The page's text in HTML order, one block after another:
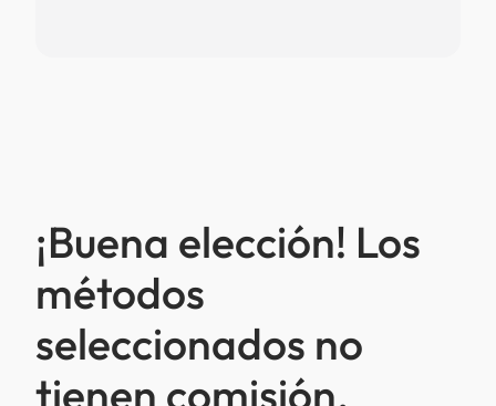
¡Buena elección! Los
métodos
seleccionados no
tienen comisión.